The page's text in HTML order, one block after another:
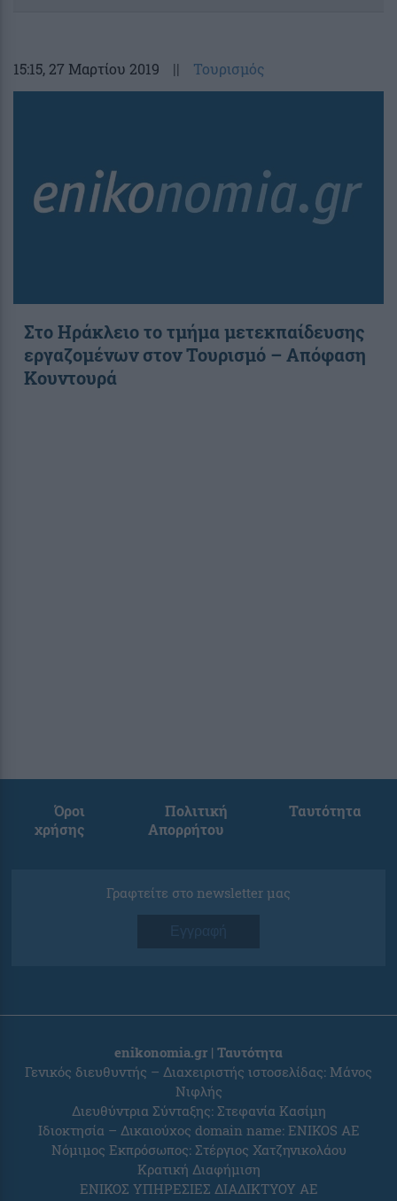
15:15, 27 Μαρτίου 2019 || Τουρισμός
Στο Ηράκλειο το τμήμα μετεκπαίδευσης
εργαζομένων στον Τουρισμό – Απόφαση
Κουντουρά
Όροι
χρήσης
Πολιτική
Απορρήτου
Ταυτότητα
Γραφτείτε στο newsletter μας
Εγγραφή
enikonomia.gr | Ταυτότητα
Γενικός διευθυντής – Διαχειριστής ιστοσελίδας: Μάνος
Νιφλής
Διευθύντρια Σύνταξης: Στεφανία Κασίμη
Ιδιοκτησία – Δικαιούχος domain name: ENIKOS AE
Νόμιμος Εκπρόσωπος: Στέργιος Χατζηνικολάου
Κρατική Διαφήμιση
ΕΝΙΚΟΣ ΥΠΗΡΕΣΙΕΣ ΔΙΑΔΙΚΤΥΟΥ ΑΕ